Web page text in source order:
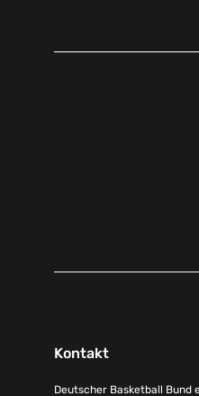
Kontakt
Deutscher Basketball Bund